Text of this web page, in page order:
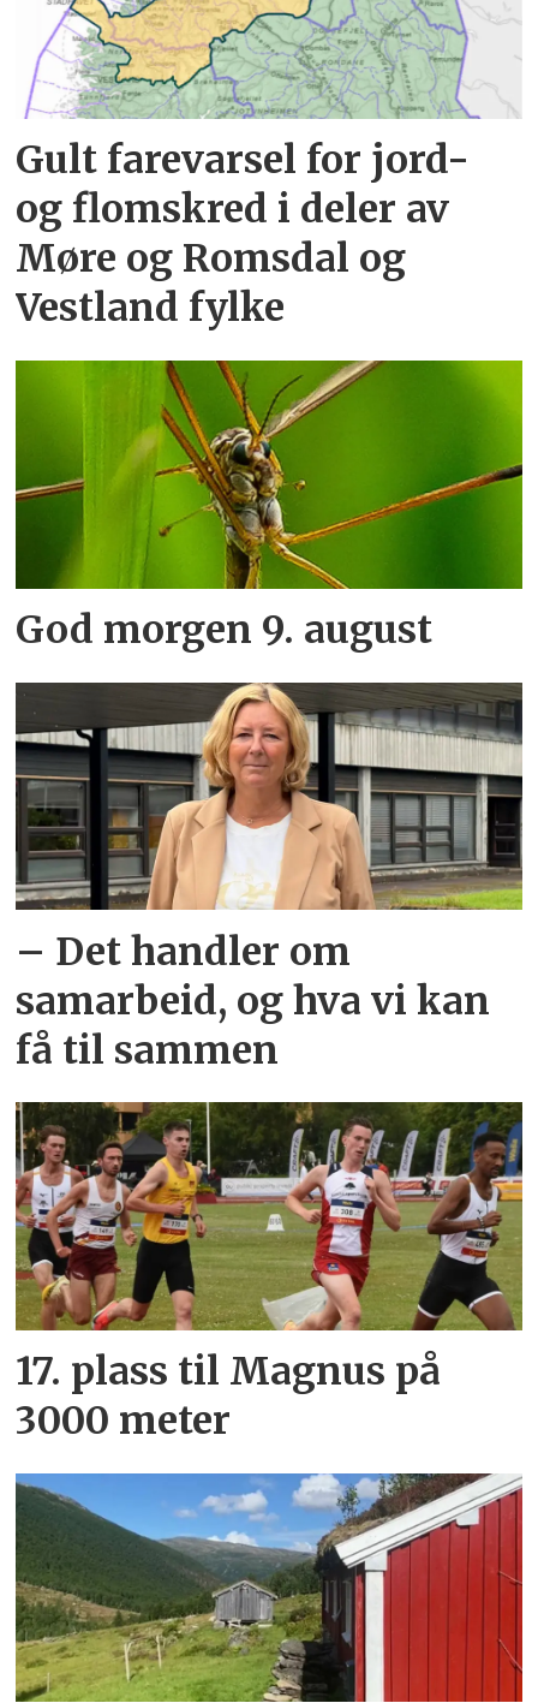
Gult farevarsel for jord-
og flomskred i deler av
Møre og Romsdal og
Vestland fylke
God morgen 9. august
– Det handler om
samarbeid, og hva vi kan
få til sammen
17. plass til Magnus på
3000 meter